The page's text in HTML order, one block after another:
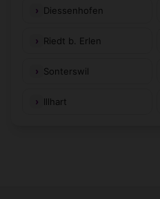
Diessenhofen
Riedt b. Erlen
Sonterswil
Illhart